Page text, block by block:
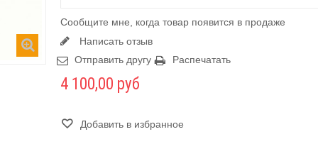
Сообщите мне, когда товар появится в продаже
Написать отзыв
Отправить другу
Распечатать
4 100,00 руб
Добавить в избранное